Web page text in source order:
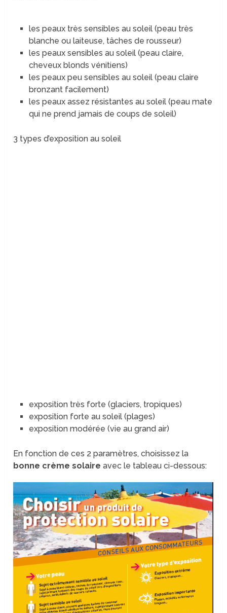
les peaux très sensibles au soleil (peau très
blanche ou laiteuse, tâches de rousseur)
les peaux sensibles au soleil (peau claire,
cheveux blonds vénitiens)
les peaux peu sensibles au soleil (peau claire
bronzant facilement)
les peaux assez résistantes au soleil (peau mate
qui ne prend jamais de coups de soleil)
3 types d’exposition au soleil
exposition très forte (glaciers, tropiques)
exposition forte au soleil (plages)
exposition modérée (vie au grand air)
En fonction de ces 2 paramètres, choisissez la
bonne crème solaire avec le tableau ci-dessous: